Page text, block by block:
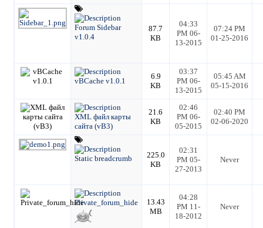
Forum Sidebar
v1.0.4
87.7
KB
04:33
PM 06-
13-2015
07:24 PM
01-25-2016
vBCache v1.0.1
6.9
KB
03:37
PM 06-
13-2015
05:45 AM
05-15-2016
XML файл карты
сайта (vB3)
21.6
KB
02:46
PM 06-
05-2015
02:40 PM
02-06-2020
Static breadcrumb
225.0
KB
02:31
PM 05-
27-2013
Never
Private_forum_hide
13.43
MB
04:28
PM 11-
18-2012
Never